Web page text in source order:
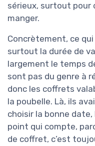
sérieux, surtout pour
manger.
Concrètement, ce qui
surtout la durée de
largement le temps
sont pas du genre à
donc les coffrets
la poubelle. Là, ils
choisir la bonne date,
point qui compte,
de coffret, c’est